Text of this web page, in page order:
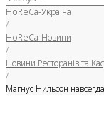
HoReCa-Україна
/
HoReCa-Новини
/
Новини Ресторанів та
/
Магнус Нильсон